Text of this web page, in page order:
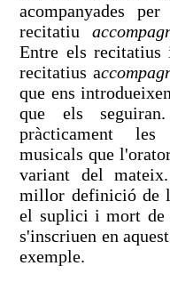
acompanyades
recitatiu
Entre els recitatius
recitatius a
que ens
que els
pràcticament les
musicals que
variant del
millor definició de
el suplici i mort de
s'inscriuen en
exemple.